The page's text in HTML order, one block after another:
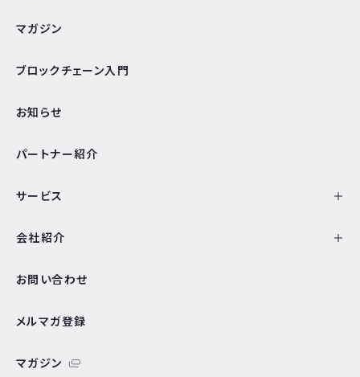
マガジン
ブロックチェーン入門
お知らせ
パートナー紹介
サービス
会社紹介
お問い合わせ
メルマガ登録
マガジン